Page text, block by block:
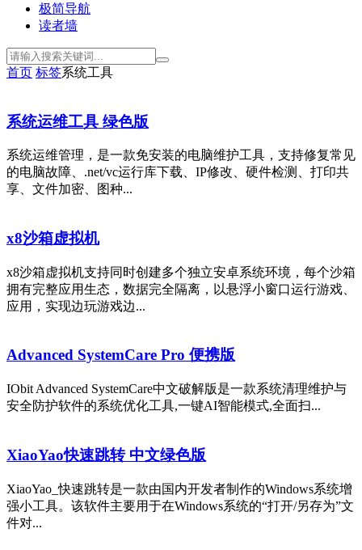
极简导航
读者墙
首页 标签系统工具
系统运维工具 绿色版
系统运维管理，是一款免安装的电脑维护工具，支持修复常见
的电脑故障、.net/vc运行库下载、IP修改、硬件检测、打印共
享、文件加密、图种...
x8沙箱虚拟机
x8沙箱虚拟机支持同时创建多个独立安卓系统环境，每个沙箱
拥有完整应用生态，数据完全隔离，以悬浮小窗口运行游戏、
应用，实现边玩游戏边...
Advanced SystemCare Pro 便携版
IObit Advanced SystemCare中文破解版是一款系统清理维护与
安全防护软件的系统优化工具,一键AI智能模式,全面扫...
XiaoYao快速跳转 中文绿色版
XiaoYao_快速跳转是一款由国内开发者制作的Windows系统增
强小工具。该软件主要用于在Windows系统的“打开/另存为”文
件对...